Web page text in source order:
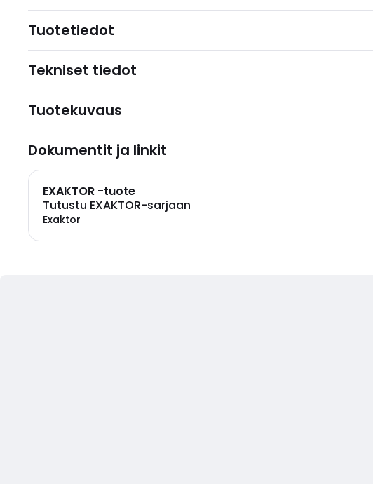
Tuotetiedot
Tekniset tiedot
Tuotekuvaus
Dokumentit ja linkit
EXAKTOR -tuote
Tutustu EXAKTOR-sarjaan
Exaktor